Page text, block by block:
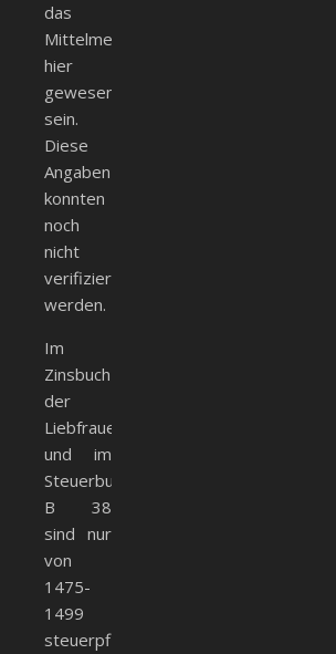
das
Mittelmeßhaus
hier
gewesen
sein.
Diese
Angaben
konnten
noch
nicht
verifiziert
werden.
Im
Zinsbuch
der
Liebfrauenpfleg
und im
Steuerbuch
B 38
sind nur
von
1475-
1499
steuerpflichtige